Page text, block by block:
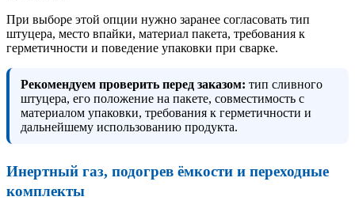
При выборе этой опции нужно заранее согласовать тип
штуцера, место впайки, материал пакета, требования к
герметичности и поведение упаковки при сварке.
Рекомендуем проверить перед заказом: тип сливного
штуцера, его положение на пакете, совместимость с
материалом упаковки, требования к герметичности и
дальнейшему использованию продукта.
Инертный газ, подогрев ёмкости и переходные
комплекты